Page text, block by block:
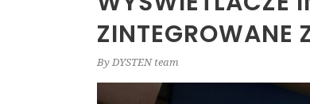
ZINTEGROWANE
By DYSTEN team